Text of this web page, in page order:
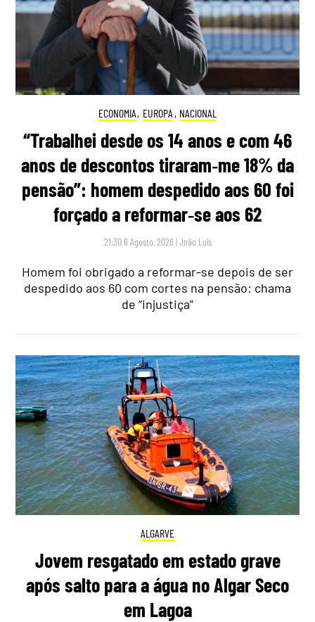
ECONOMIA, EUROPA , NACIONAL
“Trabalhei desde os 14 anos e com 46
anos de descontos tiraram‑me 18% da
pensão”: homem despedido aos 60 foi
forçado a reformar‑se aos 62
21:30 6 Agosto, 2026 |João Luís
Homem foi obrigado a reformar-se depois de ser
despedido aos 60 com cortes na pensão: chama
de “injustiça”
ALGARVE
Jovem resgatado em estado grave
após salto para a água no Algar Seco
em Lagoa